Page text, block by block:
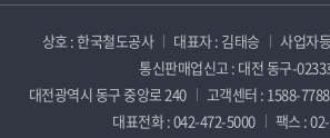
상호 : 한국철도공사 대표자 : 김태승
사업자
통신판매업신고 : 대전 동구-0233
대전광역시 동구 중앙로 240
고객센터 : 1588-
대표전화 : 042-472-5000
팩스 :